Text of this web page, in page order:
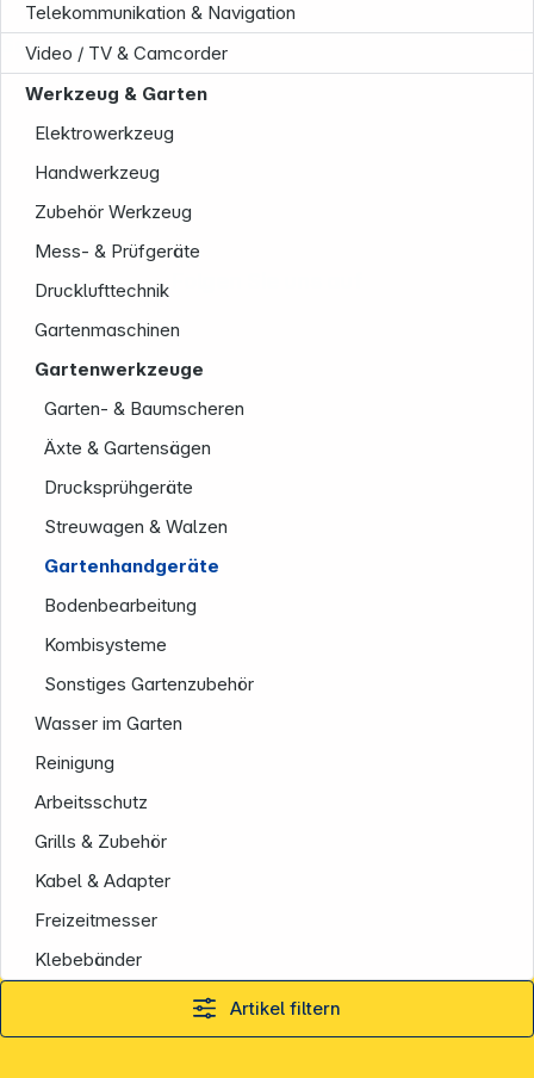
Telekommunikation & Navigation
Video / TV & Camcorder
Werkzeug & Garten
Elektrowerkzeug
Handwerkzeug
Zubehör Werkzeug
Mess- & Prüfgeräte
Drucklufttechnik
Gartenmaschinen
Gartenwerkzeuge
Garten- & Baumscheren
Äxte & Gartensägen
Drucksprühgeräte
Streuwagen & Walzen
Gartenhandgeräte
Bodenbearbeitung
Kombisysteme
Sonstiges Gartenzubehör
Wasser im Garten
Reinigung
Arbeitsschutz
Grills & Zubehör
Kabel & Adapter
Freizeitmesser
Klebebänder
Artikel filtern
Service